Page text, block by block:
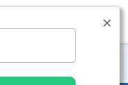
MENU